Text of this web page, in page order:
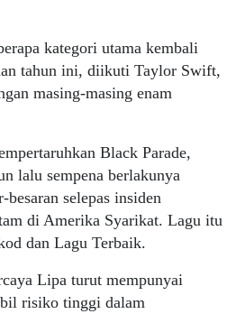
kategori utama kembali
tahun ini, diikuti Taylor Swift,
masing-masing enam
Black Parade,
lalu sempena berlakunya
selepas insiden
di Amerika Syarikat. Lagu itu
dan Lagu Terbaik.
Lipa turut mempunyai
risiko tinggi dalam